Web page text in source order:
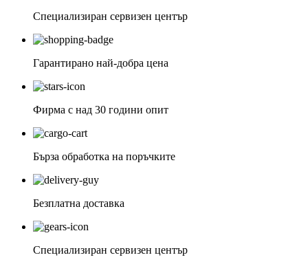
Специализиран сервизен център
Гарантирано най-добра цена
Фирма с над 30 години опит
Бърза обработка на поръчките
Безплатна доставка
Специализиран сервизен център